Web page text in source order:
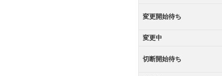
変更開始待ち
変更中
切断開始待ち